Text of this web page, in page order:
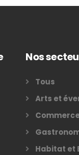
Nos
Tous
Arts et
Habitat et